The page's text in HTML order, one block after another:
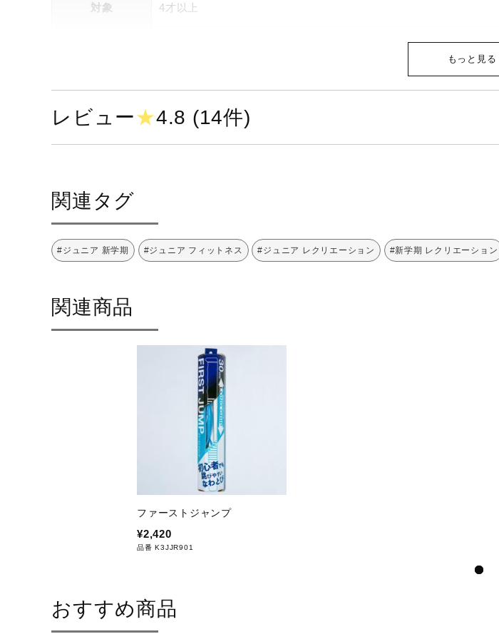
対象 4才以上
レビュー★4.8 (14件)
関連タグ
#ジュニア 新学期 #ジュニア フィットネス #ジュニア レクリエーション #新学期 レクリエーション
関連商品
ファーストジャンプ
¥2,420
品番 K3JJR901
おすすめ商品